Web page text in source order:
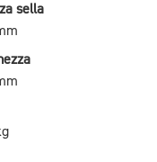
sella